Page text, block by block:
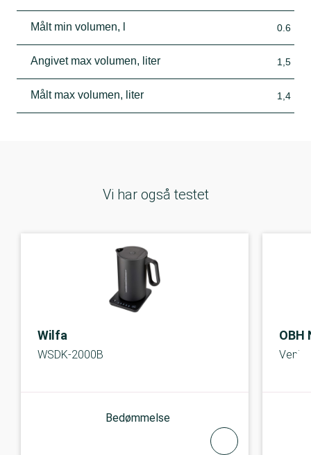
Målt min volumen, l 0.6
Angivet max volumen, liter 1,5
Målt max volumen, liter 1,4
Vi har også testet
Wilfa
WSDK-2000B
Bedømmelse
OBH